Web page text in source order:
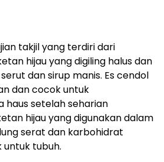
takjil yang terdiri dari
hijau yang digiling halus dan
dan sirup manis. Es cendol
dan cocok untuk
haus setelah seharian
hijau yang digunakan dalam
serat dan karbohidrat
untuk tubuh.